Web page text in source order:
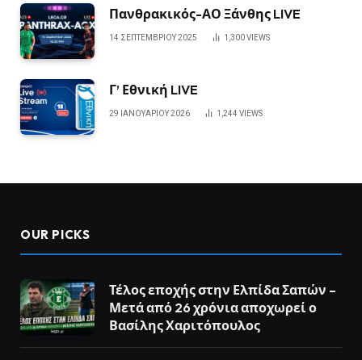
Πανθρακικός-ΑΟ Ξάνθης LIVE
14 ΣΕΠΤΕΜΒΡΊΟΥ 2025 1,300VIEWS
Γ’ Εθνική LIVE
29 ΙΑΝΟΥΑΡΊΟΥ 2026 1,244 VIEWS
OUR PICKS
Τέλος εποχής στην Ελπίδα Σαπών –
Μετά από 26 χρόνια αποχωρεί ο
Βασίλης Χαριτόπουλος